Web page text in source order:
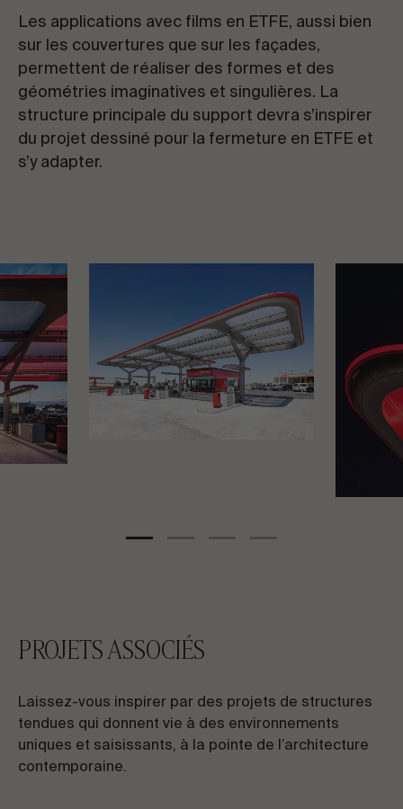
Les applications avec films en ETFE, aussi bien
sur les couvertures que sur les façades,
permettent de réaliser des formes et des
géométries imaginatives et singulières. La
structure principale du support devra s’inspirer
du projet dessiné pour la fermeture en ETFE et
s’y adapter.
PROJETS ASSOCIÉS
Laissez-vous inspirer par des projets de structures
tendues qui donnent vie à des environnements
uniques et saisissants, à la pointe de l’architecture
contemporaine.